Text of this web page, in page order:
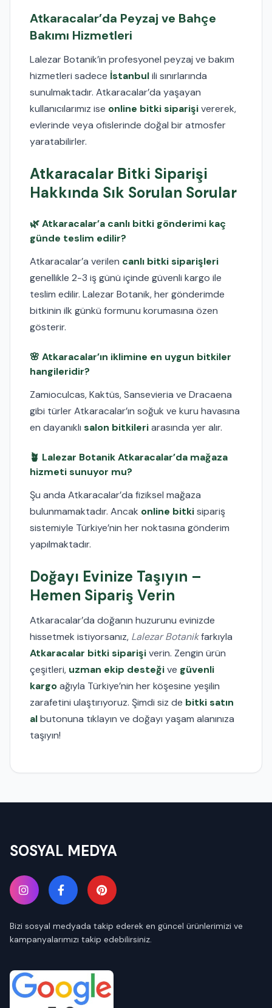
Atkaracalar’da Peyzaj ve Bahçe
Bakımı Hizmetleri
Lalezar Botanik’in profesyonel peyzaj ve bakım
hizmetleri sadece İstanbulili sınırlarında
sunulmaktadır. Atkaracalar’da yaşayan
kullanıcılarımız ise online bitki siparişivererek,
evlerinde veya ofislerinde doğal bir atmosfer
yaratabilirler.
Atkaracalar Bitki Siparişi
Hakkında Sık Sorulan Sorular
🌿 Atkaracalar’a canlı bitki gönderimi kaç
günde teslim edilir?
Atkaracalar’a verilen canlı bitki siparişleri
genellikle 2-3 iş günü içinde güvenli kargo ile
teslim edilir. Lalezar Botanik, her gönderimde
bitkinin ilk günkü formunu korumasına özen
gösterir.
🌸 Atkaracalar’ın iklimine en uygun bitkiler
hangileridir?
Zamioculcas, Kaktüs, Sansevieria ve Dracaena
gibi türler Atkaracalar’ın soğuk ve kuru havasına
en dayanıklı salon bitkileriarasında yer alır.
🪴 Lalezar Botanik Atkaracalar’da mağaza
hizmeti sunuyor mu?
Şu anda Atkaracalar’da fiziksel mağaza
bulunmamaktadır. Ancak online bitkisipariş
sistemiyle Türkiye’nin her noktasına gönderim
yapılmaktadır.
Doğayı Evinize Taşıyın –
Hemen Sipariş Verin
Atkaracalar’da doğanın huzurunu evinizde
hissetmek istiyorsanız, Lalezar Botanikfarkıyla
Atkaracalar bitki siparişiverin. Zengin ürün
çeşitleri, uzman ekip desteğive güvenli
kargoağıyla Türkiye’nin her köşesine yeşilin
zarafetini ulaştırıyoruz. Şimdi siz de bitki satın
albutonuna tıklayın ve doğayı yaşam alanınıza
taşıyın!
SOSYAL MEDYA
Bizi sosyal medyada takip ederek en güncel ürünlerimizi ve
kampanyalarımızı takip edebilirsiniz.